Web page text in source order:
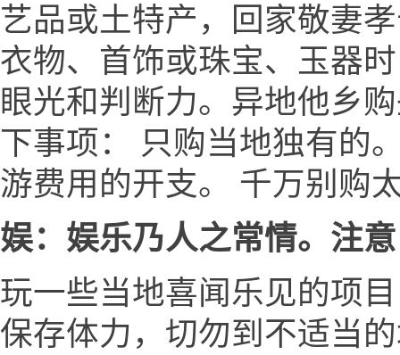
艺品或土特产，回家敬妻
衣物、首饰或珠宝、玉器
眼光和判断力。异地他乡
下事项： 只购当地独有的
游费用的开支。 千万别购
娱：娱乐乃人之常情。注
玩一些当地喜闻乐见的项
保存体力，切勿到不适当